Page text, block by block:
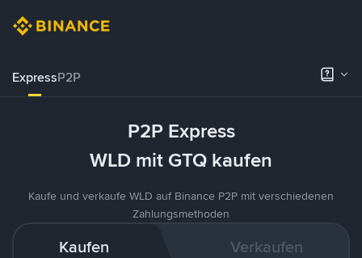
ExpressP2P
P2P Express
WLD mit GTQ kaufen
Kaufe und verkaufe WLD auf Binance P2P mit verschiedenen
Zahlungsmethoden
Kaufen Verkaufen